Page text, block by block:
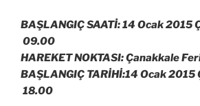
BAŞLANGIÇ SAATİ: 14 Ocak 2015
09.00
HAREKET NOKTASI: Çanakkale
BAŞLANGIÇ TARİHİ:14 Ocak 2015
18.00